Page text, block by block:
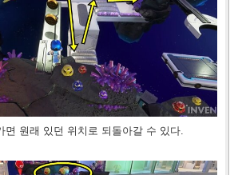
원래 있던 위치로 되돌아갈 수 있다.